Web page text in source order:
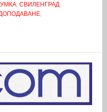
, СВИЛЕНГРАД
,